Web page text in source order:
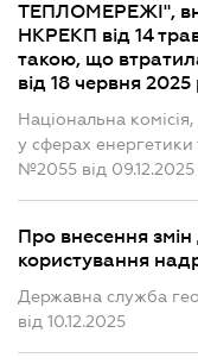
ТЕПЛОМЕРЕЖІ",
НКРЕКП від 14
такою, що
від 18 червня
Національна
у сферах
№2055 від 09.12.2025
Про внесення
користування
Державна служба
від 10.12.2025